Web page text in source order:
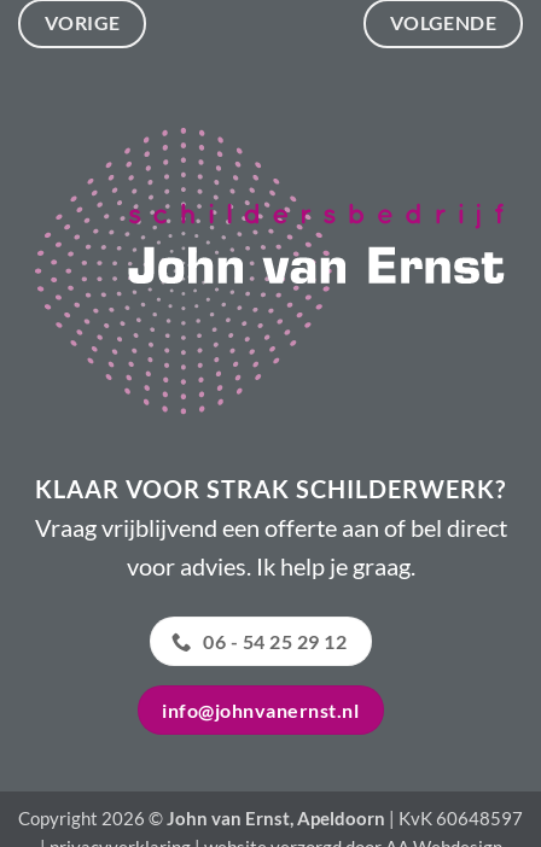
VORIGE VOLGENDE
KLAAR VOOR STRAK SCHILDERWERK?
Vraag vrijblijvend een offerte aan of bel direct
voor advies. Ik help je graag.
06 - 54 25 29 12
info@johnvanernst.nl
Copyright 2026 ©John van Ernst, Apeldoorn | KvK 60648597